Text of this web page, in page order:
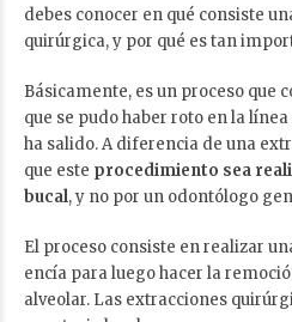
debes conocer en qué consiste
quirúrgica, y por qué es tan
Básicamente, es un proceso que
que se pudo haber roto en la
ha salido. A diferencia de una
que este procedimiento sea
bucal, y no por un odontólogo
El proceso consiste en realizar
encía para luego hacer la
alveolar. Las extracciones